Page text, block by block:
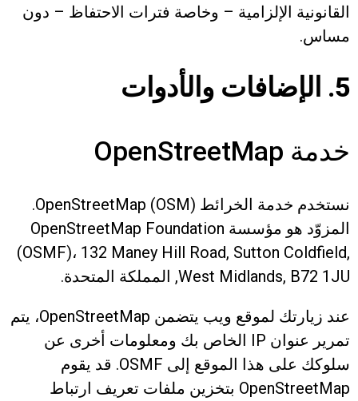
القانونية الإلزامية – وخاصة فترات الاحتفاظ – دون
مساس.
5. الإضافات والأدوات
خدمة OpenStreetMap
نستخدم خدمة الخرائط OpenStreetMap (OSM).
المزوّد هو مؤسسة OpenStreetMap Foundation
(OSMF)، 132 Maney Hill Road, Sutton Coldfield,
West Midlands, B72 1JU, المملكة المتحدة.
عند زيارتك لموقع ويب يتضمن OpenStreetMap، يتم
تمرير عنوان IP الخاص بك ومعلومات أخرى عن
سلوكك على هذا الموقع إلى OSMF. قد يقوم
OpenStreetMap بتخزين ملفات تعريف ارتباط